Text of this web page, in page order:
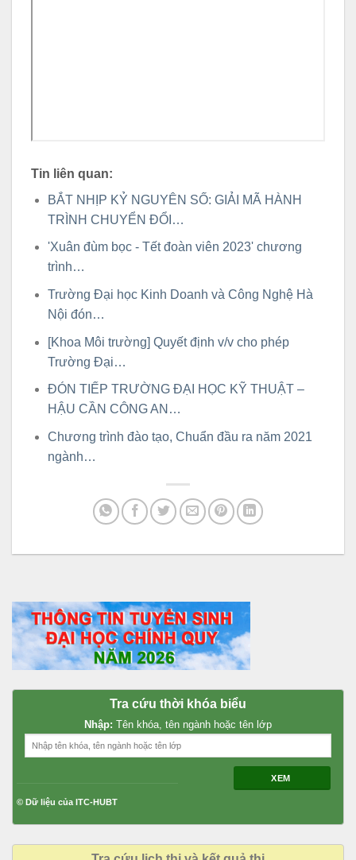
Tin liên quan:
BẮT NHỊP KỶ NGUYÊN SỐ: GIẢI MÃ HÀNH
TRÌNH CHUYỂN ĐỔI…
'Xuân đùm bọc - Tết đoàn viên 2023' chương
trình…
Trường Đại học Kinh Doanh và Công Nghệ Hà
Nội đón…
[Khoa Môi trường] Quyết định v/v cho phép
Trường Đại…
ĐÓN TIẾP TRƯỜNG ĐẠI HỌC KỸ THUẬT –
HẬU CẦN CÔNG AN…
Chương trình đào tạo, Chuẩn đầu ra năm 2021
ngành…
Tra cứu thời khóa biểu
Nhập: Tên khóa, tên ngành hoặc tên lớp
XEM
© Dữ liệu của ITC-HUBT